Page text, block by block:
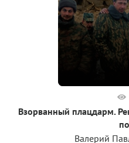
Взорванный плацдарм.
Валерий